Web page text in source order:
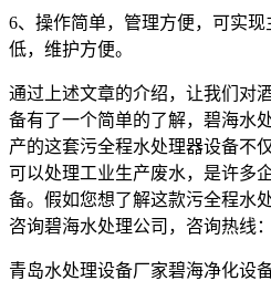
6、操作简单，管理方便，可实
低，维护方便。
通过上述文章的介绍，让我们对
备有了一个简单的了解，碧海水
产的这套污全程水处理器设备不
可以处理工业生产废水，是许多
备。假如您想了解这款污全程水
咨询碧海水处理公司，咨询热线：
青岛水处理设备厂家碧海净化设